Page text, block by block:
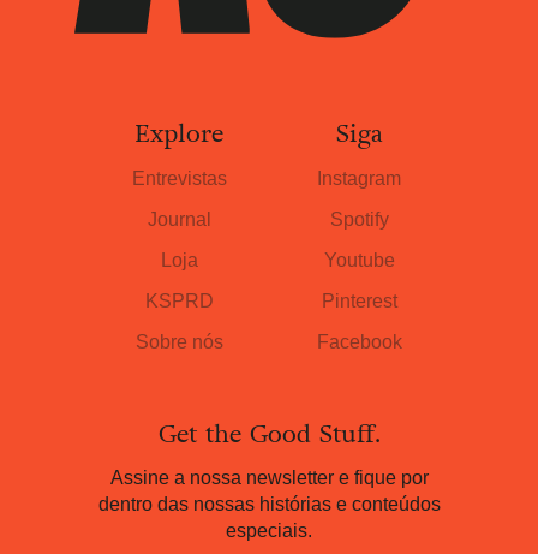
Get the Good Stuff.
Assine a nossa newsletter e fique por
dentro das nossas histórias e conteúdos
especiais.
Explore
Entrevistas
Journal
Loja
KSPRD
Sobre nós
Siga
Instagram
Spotify
Youtube
Pinterest
Facebook